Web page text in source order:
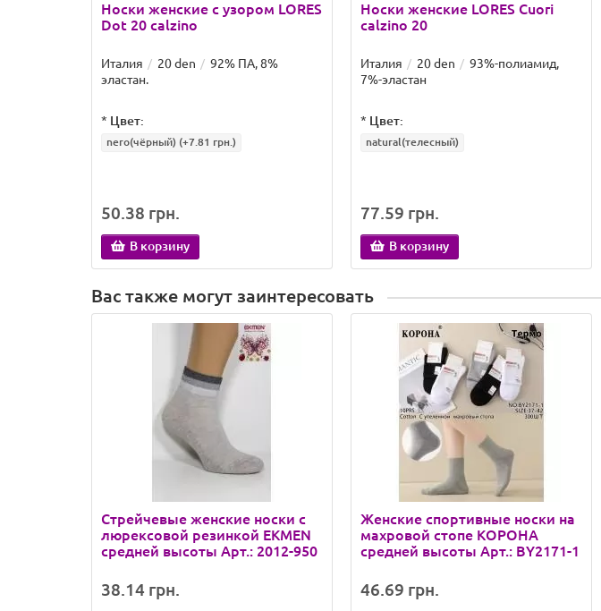
Носки женские с узором LORES
Dot 20 calzino
Италия 20 den
92% ПА, 8%
эластан.
* Цвет:
nero(чёрный) (+7.81 грн.)
50.38 грн.
В корзину
Носки женские LORES Cuori
calzino 20
Италия 20 den
93%-полиамид,
7%-эластан
* Цвет:
natural(телесный)
77.59 грн.
В корзину
Вас также могут заинтересовать
Стрейчевые женские носки с
люрексовой резинкой EKMEN
средней высоты Арт.: 2012-950
38.14 грн.
Женские спортивные носки на
махровой стопе КОРОНА
средней высоты Арт.: BY2171-1
46.69 грн.